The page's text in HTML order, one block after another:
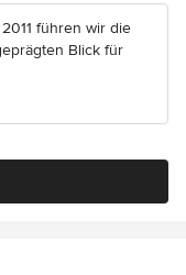
führen wir die
Blick für